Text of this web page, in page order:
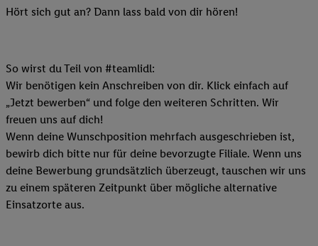
Hört sich gut an? Dann lass bald von dir hören!
So wirst du Teil von #teamlidl:
Wir benötigen kein Anschreiben von dir. Klick einfach auf
„Jetzt bewerben“ und folge den weiteren Schritten. Wir
freuen uns auf dich!
Wenn deine Wunschposition mehrfach ausgeschrieben ist,
bewirb dich bitte nur für deine bevorzugte Filiale. Wenn uns
deine Bewerbung grundsätzlich überzeugt, tauschen wir uns
zu einem späteren Zeitpunkt über mögliche alternative
Einsatzorte aus.